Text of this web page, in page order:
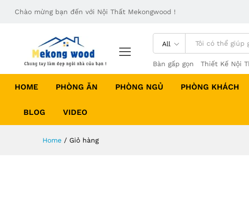
Chào mừng bạn đến với Nội Thất Mekongwood !
All
Bàn gấp gọn Thiết Kế Nội
HOME PHÒNG ĂN PHÒNG NGỦ PHÒNG KHÁCH
BLOG VIDEO
Home / Giỏ hàng